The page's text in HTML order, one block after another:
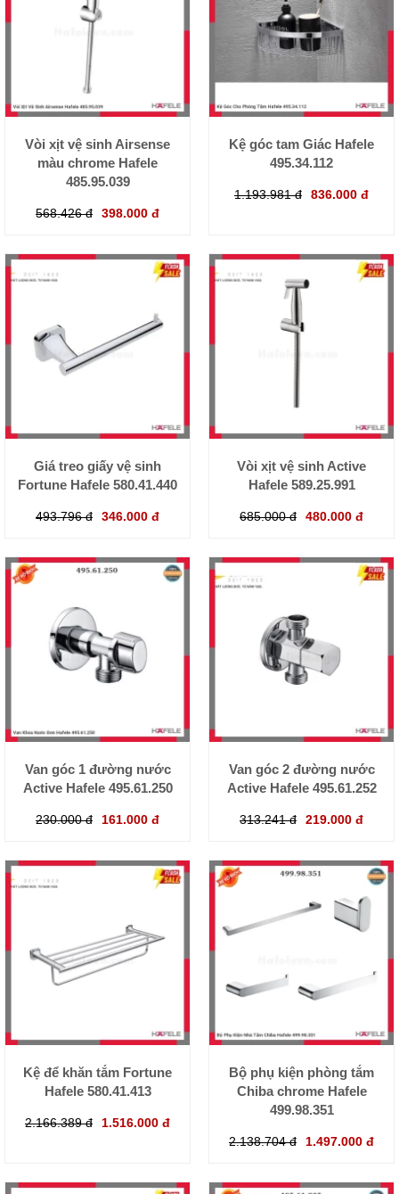
Vòi xịt vệ sinh Airsense
màu chrome Hafele
485.95.039
568.426 đ 398.000 đ
Kệ góc tam Giác Hafele
495.34.112
1.193.981 đ 836.000 đ
Giá treo giấy vệ sinh
Fortune Hafele 580.41.440
493.796 đ 346.000 đ
Vòi xịt vệ sinh Active
Hafele 589.25.991
685.000 đ 480.000 đ
Van góc 1 đường nước
Active Hafele 495.61.250
230.000 đ 161.000 đ
Van góc 2 đường nước
Active Hafele 495.61.252
313.241 đ 219.000 đ
Kệ để khăn tắm Fortune
Hafele 580.41.413
2.166.389 đ 1.516.000 đ
Bộ phụ kiện phòng tắm
Chiba chrome Hafele
499.98.351
2.138.704 đ 1.497.000 đ